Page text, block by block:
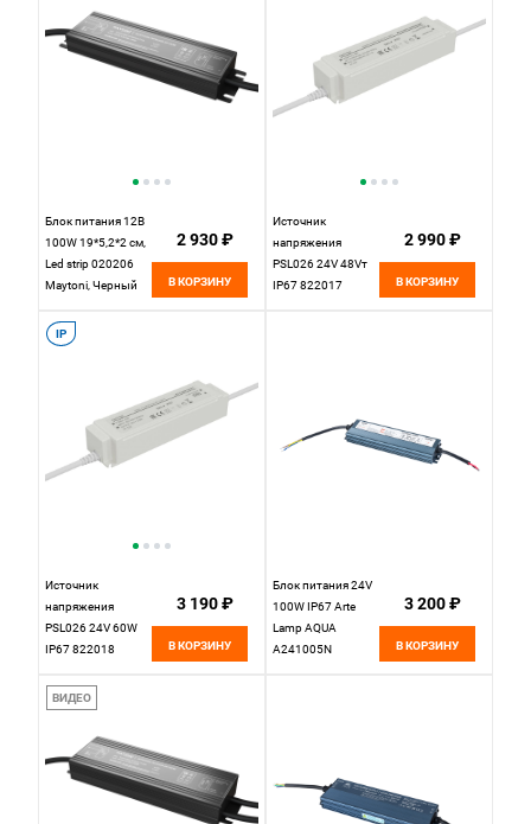
Блок питания 12В
100W 19*5,2*2 см,
Led strip 020206
Maytoni, Черный
2 930 ₽
В КОРЗИНУ
Источник
напряжения
PSL026 24V 48Vт
IP67 822017
2 990 ₽
В КОРЗИНУ
IP
Источник
напряжения
PSL026 24V 60W
IP67 822018
3 190 ₽
В КОРЗИНУ
Блок питания 24V
100W IP67 Arte
Lamp AQUA
A241005N
3 200 ₽
В КОРЗИНУ
ВИДЕО